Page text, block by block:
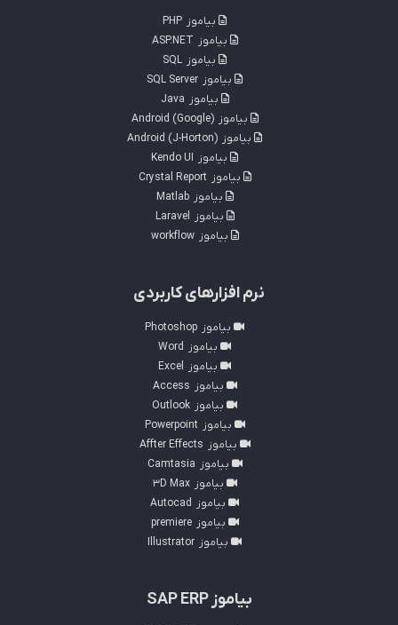
بیاموز PHP
بیاموز ASP.NET
بیاموز SQL
بیاموز SQL Server
بیاموز Java
بیاموز Android (Google)
بیاموز Android (J-Horton)
بیاموز Kendo UI
بیاموز Crystal Report
بیاموز Matlab
بیاموز Laravel
بیاموز workflow
نرم افزارهای کاربردی
بیاموز Photoshop
بیاموز Word
بیاموز Excel
بیاموز Access
بیاموز Outlook
بیاموز Powerpoint
بیاموز Affter Effects
بیاموز Camtasia
بیاموز 3D Max
بیاموز Autocad
بیاموز premiere
بیاموز Illustrator
بیاموز SAP ERP